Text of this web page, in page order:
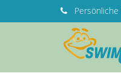
Persönliche